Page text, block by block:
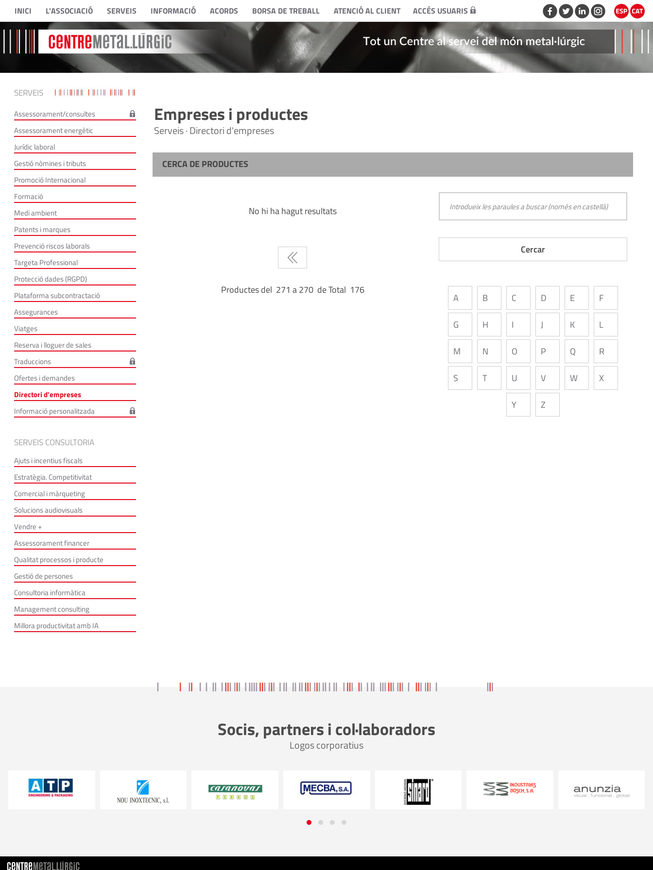
INICI L'ASSOCIACIÓ SERVEIS INFORMACIÓ ACORDS BORSA DE TREBALL ATENCIÓ AL CLIENT ACCÉS USUARIS
SERVEIS
Assessorament/consultes
Assessorament energètic
Jurídic laboral
Gestió nòmines i tributs
Promoció Internacional
Formació
Medi ambient
Patents i marques
Prevenció riscos laborals
Targeta Professional
Protecció dades (RGPD)
Plataforma subcontractació
Assegurances
Viatges
Reserva i lloguer de sales
Traduccions
Ofertes i demandes
Directori d'empreses
Informació personalitzada
SERVEIS CONSULTORIA
Ajuts i incentius fiscals
Estratègia. Competitivitat
Comercial i màrqueting
Solucions audiovisuals
Vendre +
Assessorament financer
Qualitat processos i producte
Gestió de persones
Consultoria informàtica
Management consulting
Millora productivitat amb IA
Empreses i productes
Serveis · Directori d'empreses
CERCA DE PRODUCTES
No hi ha hagut resultats
Productes del 271 a 270 de Total 176
A B C D E F
G H I J K L
M N O P Q R
S T U V W X
Y Z
Socis, partners i col·laboradors
Logos corporatius